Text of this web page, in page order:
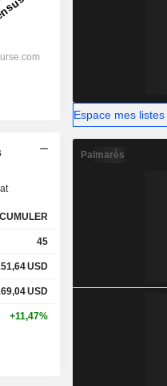
45
USD
USD
+11,47%
Espace mes listes
Palmarès